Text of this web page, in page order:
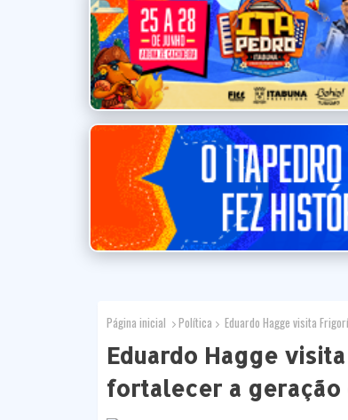
Página inicial Política Eduardo Hagge visita
Eduardo Hagge
fortalecer a geração